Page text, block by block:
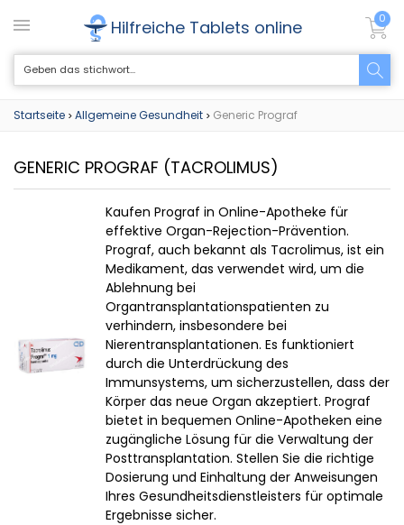
Hilfreiche Tablets online 0
Startseite > Allgemeine Gesundheit > Generic Prograf
GENERIC PROGRAF (TACROLIMUS)
Kaufen Prograf in Online-Apotheke für
effektive Organ-Rejection-Prävention.
Prograf, auch bekannt als Tacrolimus, ist ein
Medikament, das verwendet wird, um die
Ablehnung bei
Organtransplantationspatienten zu
verhindern, insbesondere bei
Nierentransplantationen. Es funktioniert
durch die Unterdrückung des
Immunsystems, um sicherzustellen, dass der
Körper das neue Organ akzeptiert. Prograf
bietet in bequemen Online-Apotheken eine
zugängliche Lösung für die Verwaltung der
Posttransplantation. Stellen Sie die richtige
Dosierung und Einhaltung der Anweisungen
Ihres Gesundheitsdienstleisters für optimale
Ergebnisse sicher.